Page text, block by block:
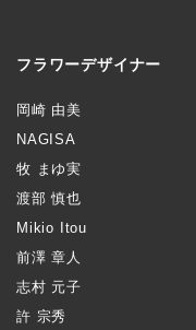
フラワーデザイナー
岡崎 由美
NAGISA
牧 まゆ実
渡部 慎也
Mikio Itou
前澤 章人
志村 元子
許 宗秀